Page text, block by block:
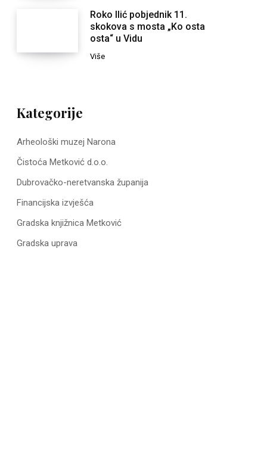
Roko Ilić pobjednik 11.
skokova s mosta „Ko osta
osta“ u Vidu
Više
Kategorije
Arheološki muzej Narona
Čistoća Metković d.o.o.
Dubrovačko-neretvanska županija
Financijska izvješća
Gradska knjižnica Metković
Gradska uprava